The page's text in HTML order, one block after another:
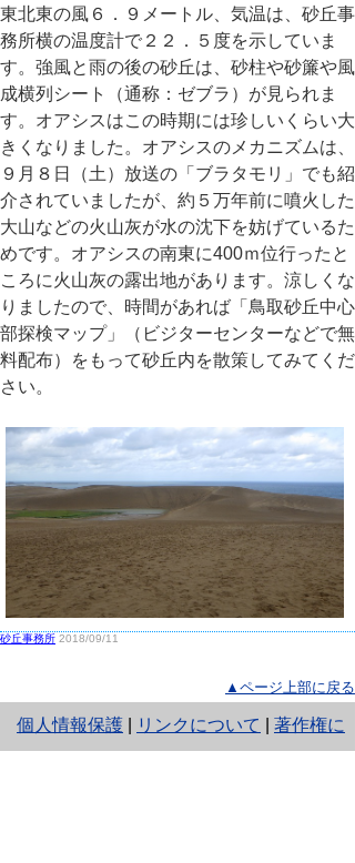
東北東の風６．９メートル、気温は、砂丘事
務所横の温度計で２２．５度を示していま
す。強風と雨の後の砂丘は、砂柱や砂簾や風
成横列シート（通称：ゼブラ）が見られま
す。オアシスはこの時期には珍しいくらい大
きくなりました。オアシスのメカニズムは、
９月８日（土）放送の「ブラタモリ」でも紹
介されていましたが、約５万年前に噴火した
大山などの火山灰が水の沈下を妨げているた
めです。オアシスの南東に400ｍ位行ったと
ころに火山灰の露出地があります。涼しくな
りましたので、時間があれば「鳥取砂丘中心
部探検マップ」（ビジターセンターなどで無
料配布）をもって砂丘内を散策してみてくだ
さい。
砂丘事務所 2018/09/11
▲ページ上部に戻る
個人情報保護
と
リンクについて
著作権に